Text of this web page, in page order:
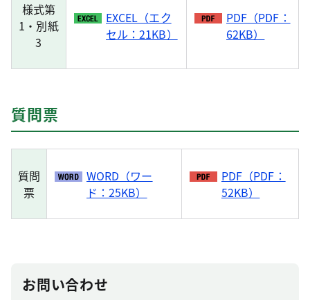
様式第
1・別紙
3
EXCEL（エク
セル：21KB）
PDF（PDF：
62KB）
質問票
質問
票
WORD（ワー
ド：25KB）
PDF（PDF：
52KB）
お問い合わせ